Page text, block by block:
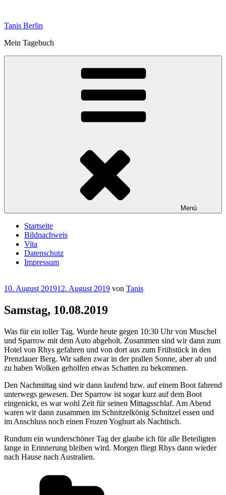
springen
Tanis Berlin
Mein Tagebuch
Menü
Startseite
Bildnachweis
Vita
Datenschutz
Impressum
Veröffentlicht
10. August 201912. August 2019 von Tanis
Samstag, 10.08.2019
Was für ein toller Tag. Wurde heute gegen 10:30 Uhr von Muschel
und Sparrow mit dem Auto abgeholt. Zusammen sind wir dann zum
Hotel von Rhys gefahren und von dort aus zum Frühstück in den
Prenzlauer Berg. Wir saßen zwar in der prallen Sonne, aber ab und
zu haben Wolken geholfen etwas Schatten zu bekommen.
Den Nachmittag sind wir dann laufend bzw. auf einem Boot fahrend
unterwegs gewesen. Der Sparrow ist sogar kurz auf dem Boot
eingenickt, es war wohl Zeit für seinen Mittagsschlaf. Am Abend
waren wir dann zusammen im Schnitzelkönig Schnitzel essen und
im Anschluss noch einen Frozen Yoghurt als Nachtisch.
Rundum ein wunderschöner Tag der glaube ich für alle Beteiligten
lange in Erinnerung bleiben wird. Morgen fliegt Rhys dann wieder
nach Hause nach Australien.